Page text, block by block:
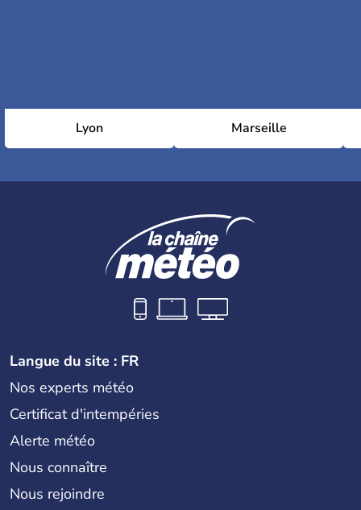
Lyon Marseille
Langue du site : FR
Nos experts météo
Certificat d'intempéries
Alerte météo
Nous connaître
Nous rejoindre